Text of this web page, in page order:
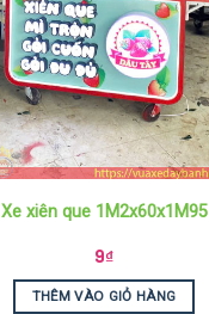
Xe xiên que 1M2x60x1M95
9₫
THÊM VÀO GIỎ HÀNG